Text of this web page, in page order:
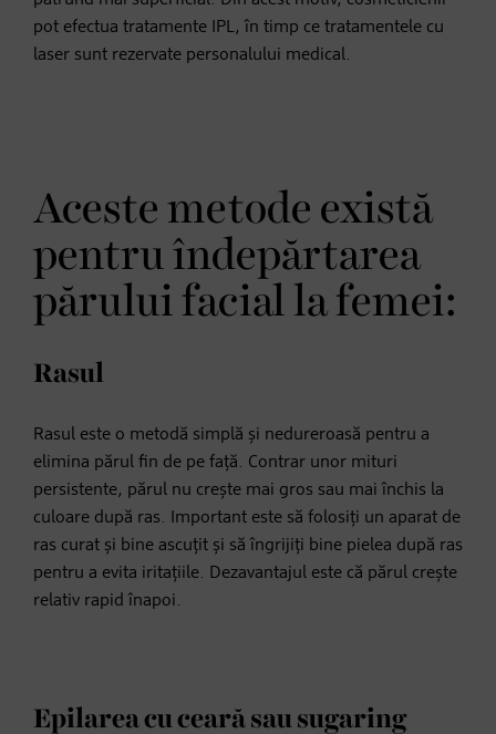
pot efectua tratamente IPL, în timp ce tratamentele cu
laser sunt rezervate personalului medical.
Aceste metode există
pentru îndepărtarea
părului facial la femei:
Rasul
Rasul este o metodă simplă și nedureroasă pentru a
elimina părul fin de pe față. Contrar unor mituri
persistente, părul nu crește mai gros sau mai închis la
culoare după ras. Important este să folosiți un aparat de
ras curat și bine ascuțit și să îngrijiți bine pielea după ras
pentru a evita iritațiile. Dezavantajul este că părul crește
relativ rapid înapoi.
Epilarea cu ceară sau sugaring